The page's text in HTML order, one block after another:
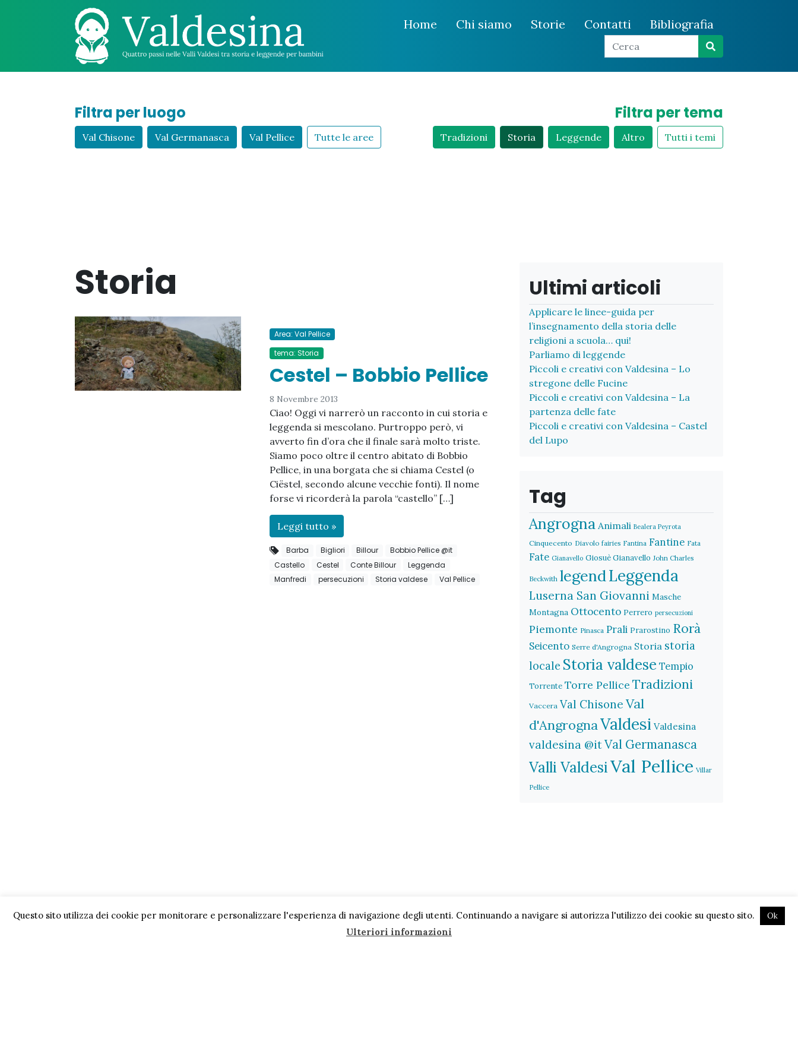
Home Chi siamo Storie Contatti Bibliografia
Filtra per luogo
Val Chisone Val Germanasca Val Pellice Tutte le aree
Filtra per tema
Tradizioni Storia Leggende Altro Tutti i temi
Storia
Area: Val Pellice
tema: Storia
Cestel – Bobbio Pellice
8 Novembre 2013
Ciao! Oggi vi narrerò un racconto in cui storia e
leggenda si mescolano. Purtroppo però, vi
avverto fin d’ora che il finale sarà molto triste.
Siamo poco oltre il centro abitato di Bobbio
Pellice, in una borgata che si chiama Cestel (o
Ciëstel, secondo alcune vecchie fonti). Il nome
forse vi ricorderà la parola “castello” […]
Leggi tutto »
Barba Bigliori Billour
Bobbio Pellice @it
Castello
Cestel Conte Billour
Leggenda
Manfredi
persecuzioni Storia valdese Val Pellice
Ultimi articoli
Applicare le linee-guida per
l’insegnamento della storia delle
religioni a scuola… qui!
Parliamo di leggende
Piccoli e creativi con Valdesina – Lo
stregone delle Fucine
Piccoli e creativi con Valdesina – La
partenza delle fate
Piccoli e creativi con Valdesina – Castel
del Lupo
Tag
Angrogna Animali Bealera Peyrota
Cinquecento Diavolo fairies Fantina Fantine Fata
Fate Gianavello Giosuè Gianavello John Charles
Beckwith legendLeggenda
Luserna San Giovanni Masche
Montagna Ottocento Perrero persecuzioni
Piemonte Pinasca Prali Prarostino Rorà
Seicento Serre d'Angrogna Storia storia
locale Storia valdese Tempio
Torrente Torre Pellice Tradizioni
Vaccera Val Chisone Val
d'AngrognaValdesi Valdesina
valdesina @itVal Germanasca
Valli ValdesiVal Pellice Villar
Pellice
Questo sito utilizza dei cookie per monitorare e personalizzare l'esperienza di navigazione degli utenti. Continuando a navigare si autorizza l'utilizzo dei cookie su questo sito. Ok
Ulteriori informazioni